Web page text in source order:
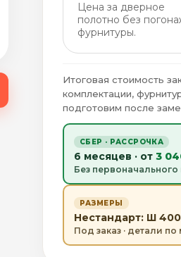
Цена за дверное
полотно без
фурнитуры.
Итоговая стоимость
комплектации,
подготовим после
СБЕР · РАССРОЧКА
6 месяцев · от 3
Без
РАЗМЕРЫ
Нестандарт: Ш
Под заказ · детали